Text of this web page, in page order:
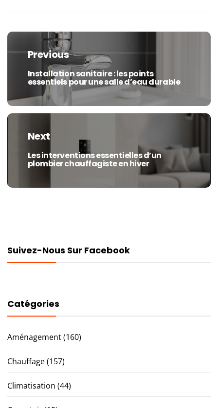
Navigation
de
l’article
Previous
Previous
post:
Installation sanitaire : les points
essentiels pour une salle d’eau durable
Next
Next
post:
Les interventions essentielles d’un
plombier chauffagiste en hiver
Suivez-Nous Sur Facebook
Catégories
Aménagement(160)
Chauffage(157)
Climatisation (44)